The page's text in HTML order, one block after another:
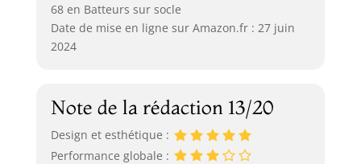
68 en Batteurs sur socle
Date de mise en ligne sur Amazon.fr : 27 juin
2024
Note de la rédaction 13/20
Design et esthétique :
Performance globale :